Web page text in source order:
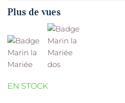
Plus de vues
EN STOCK